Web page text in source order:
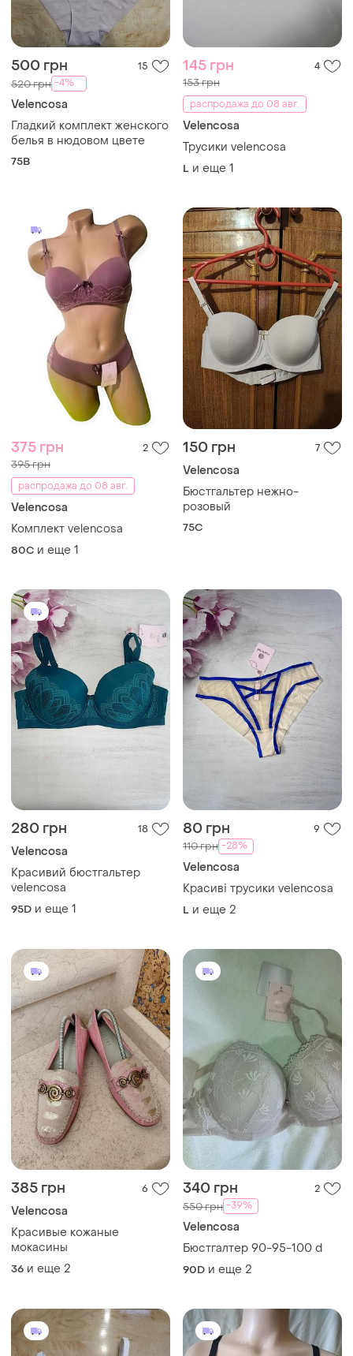
500 грн 15
520 грн -4%
Velencosa
Гладкий комплект женского
белья в нюдовом цвете
75B
145 грн 4
153 грн
распродажа до 08 авг.
Velencosa
Трусики velencosa
L и еще 1
375 грн 2
395 грн
распродажа до 08 авг.
Velencosa
Комплект velencosa
80C и еще 1
150 грн 7
Velencosa
Бюстгальтер нежно-
розовый
75C
280 грн 18
Velencosa
Красивий бюстгальтер
velencosa
95D и еще 1
80 грн 9
110 грн -28%
Velencosa
Красиві трусики velencosa
L и еще 2
385 грн 6
Velencosa
Красивые кожаные
мокасины
36 и еще 2
340 грн 2
550 грн -39%
Velencosa
Бюстгалтер 90-95-100 d
90D и еще 2